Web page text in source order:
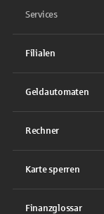
Services
Filialen
Geldautomaten
Rechner
Karte sperren
Finanzglossar